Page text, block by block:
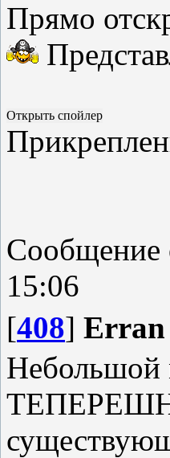
Прямо
Сообщение
15:06
[408] Erran
Небольшой